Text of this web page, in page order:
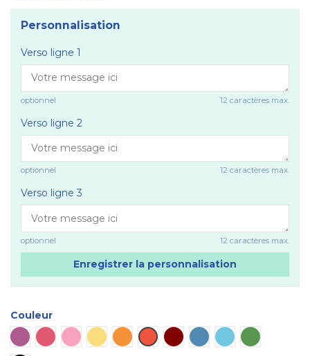
Personnalisation
Verso ligne 1
optionnel 12 caractères max.
Verso ligne 2
optionnel 12 caractères max.
Verso ligne 3
optionnel 12 caractères max.
Enregistrer la personnalisation
Couleur
Violet
Rose vifRose Jaune OrangeRouge MarronBleu Bleu cielVert